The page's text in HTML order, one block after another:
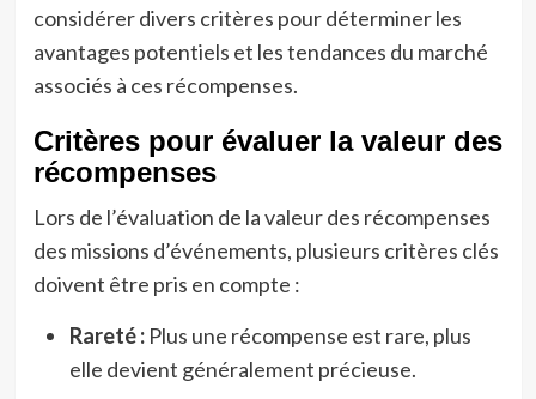
considérer divers critères pour déterminer les
avantages potentiels et les tendances du marché
associés à ces récompenses.
Critères pour évaluer la valeur des
récompenses
Lors de l’évaluation de la valeur des récompenses
des missions d’événements, plusieurs critères clés
doivent être pris en compte :
Rareté :Plus une récompense est rare, plus
elle devient généralement précieuse.